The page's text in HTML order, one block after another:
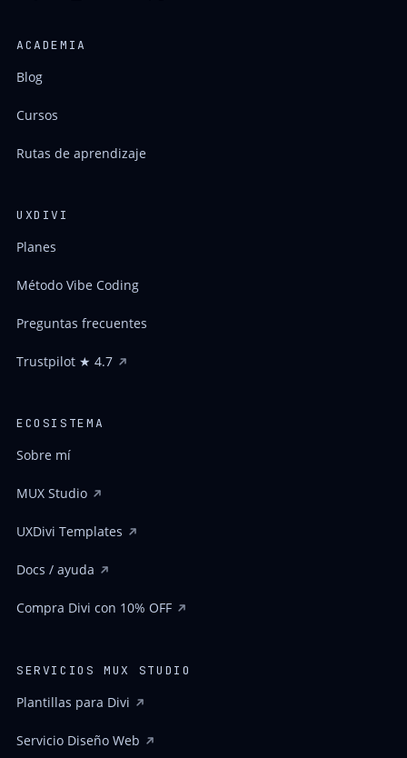
ACADEMIA
Blog
Cursos
Rutas de aprendizaje
UXDIVI
Planes
Método Vibe Coding
Preguntas frecuentes
Trustpilot ★ 4.7
ECOSISTEMA
Sobre mí
MUX Studio
UXDivi Templates
Docs / ayuda
Compra Divi con 10% OFF
SERVICIOS MUX STUDIO
Plantillas para Divi
Servicio Diseño Web